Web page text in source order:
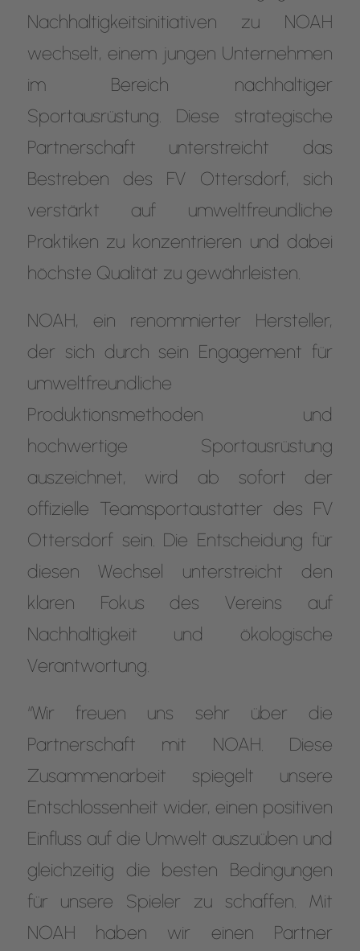
Nachhaltigkeitsinitiativen zu NOAH
wechselt, einem jungen Unternehmen
im Bereich nachhaltiger
Sportausrüstung. Diese strategische
Partnerschaft unterstreicht das
Bestreben des FV Ottersdorf, sich
verstärkt auf umweltfreundliche
Praktiken zu konzentrieren und dabei
höchste Qualität zu gewährleisten.
NOAH, ein renommierter Hersteller,
der sich durch sein Engagement für
umweltfreundliche
Produktionsmethoden und
hochwertige Sportausrüstung
auszeichnet, wird ab sofort der
offizielle Teamsportaustatter des FV
Ottersdorf sein. Die Entscheidung für
diesen Wechsel unterstreicht den
klaren Fokus des Vereins auf
Nachhaltigkeit und ökologische
Verantwortung.
“Wir freuen uns sehr über die
Partnerschaft mit NOAH. Diese
Zusammenarbeit spiegelt unsere
Entschlossenheit wider, einen positiven
Einfluss auf die Umwelt auszuüben und
gleichzeitig die besten Bedingungen
für unsere Spieler zu schaffen. Mit
NOAH haben wir einen Partner